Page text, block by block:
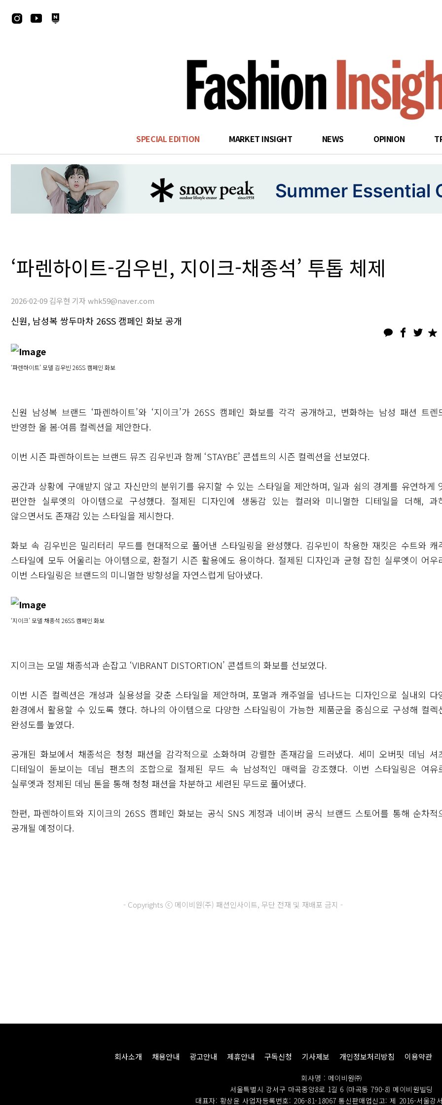
search
SPECIAL EDITION MARKET INSIGHT NEWS OPINION
‘파렌하이트-김우빈, 지이크-채종석’ 투톱 체제
2026-02-09 김우현 기자 whk59@naver.com
신원, 남성복 쌍두마차 26SS 캠페인 화보 공개
‘파렌하이트’ 모델 김우빈 26SS 캠페인 화보
신원 남성복 브랜드 ‘파렌하이트’와 ‘지이크’가 26SS 캠페인 화보를 각각 공개하고, 변화하는 남성 패션 트렌
반영한 올 봄·여름 컬렉션을 제안한다.
이번 시즌 파렌하이트는 브랜드 뮤즈 김우빈과 함께 ‘STAYBE’ 콘셉트의 시즌 컬렉션을 선보였다.
공간과 상황에 구애받지 않고 자신만의 분위기를 유지할 수 있는 스타일을 제안하며, 일과 쉼의 경계를 유연하게
편안한 실루엣의 아이템으로 구성했다. 절제된 디자인에 생동감 있는 컬러와 미니멀한 디테일을 더해, 과
않으면서도 존재감 있는 스타일을 제시한다.
화보 속 김우빈은 밀리터리 무드를 현대적으로 풀어낸 스타일링을 완성했다. 김우빈이 착용한 재킷은 수트와 캐
스타일에 모두 어울리는 아이템으로, 환절기 시즌 활용에도 용이하다. 절제된 디자인과 균형 잡힌 실루엣이 어우
이번 스타일링은 브랜드의 미니멀한 방향성을 자연스럽게 담아냈다.
‘지이크’ 모델 채종석 26SS 캠페인 화보
지이크는 모델 채종석과 손잡고 ‘VIBRANT DISTORTION’ 콘셉트의 화보를 선보였다.
이번 시즌 컬렉션은 개성과 실용성을 갖춘 스타일을 제안하며, 포멀과 캐주얼을 넘나드는 디자인으로 실내외 다
환경에서 활용할 수 있도록 했다. 하나의 아이템으로 다양한 스타일링이 가능한 제품군을 중심으로 구성해 컬렉
완성도를 높였다.
공개된 화보에서 채종석은 청청 패션을 감각적으로 소화하며 강렬한 존재감을 드러냈다. 세미 오버핏 데님 셔
디테일이 돋보이는 데님 팬츠의 조합으로 절제된 무드 속 남성적인 매력을 강조했다. 이번 스타일링은 여유
실루엣과 정제된 데님 톤을 통해 청청 패션을 차분하고 세련된 무드로 풀어냈다.
한편, 파렌하이트와 지이크의 26SS 캠페인 화보는 공식 SNS 계정과 네이버 공식 브랜드 스토어를 통해 순차적
공개될 예정이다.
- Copyrights ⓒ 메이비원(주) 패션인사이트, 무단 전재 및 재배포 금지 -
닫기
회사소개 채용안내 광고안내 제휴안내 구독신청 기사제보 개인정보처리방침 이용약관
회사명 : 메이비원㈜
서울특별시 강서구 마곡중앙8로 1길 6 (마곡동 790-8) 메이비원빌딩
대표자: 황상윤 사업자등록번호: 206-81-18067통신판매업신고: 제 2016-서울강